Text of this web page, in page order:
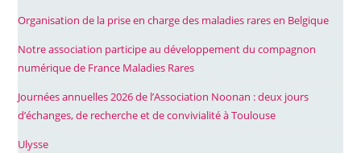
Organisation de la prise en charge des maladies rares en Belgique
Notre association participe au développement du compagnon
numérique de France Maladies Rares
Journées annuelles 2026 de l’Association Noonan : deux jours
d’échanges, de recherche et de convivialité à Toulouse
Ulysse